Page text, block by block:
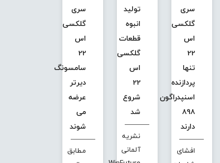
سری
گلکسی
اس
22
تنها
پردازنده
اسنپدراگون
898
دارند
افشای
تولید
انبوه
قطعات
گلکسی
اس
22
شروع
شد
نشریه
آلمانی
سری
گلکسی
اس
22
سامسونگ
دیرتر
عرضه
می
شوند
مطابق